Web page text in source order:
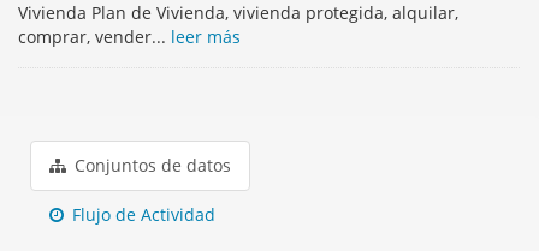
Vivienda Plan de Vivienda, vivienda protegida, alquilar,
comprar, vender... leer más
Conjuntos de datos
Flujo de Actividad